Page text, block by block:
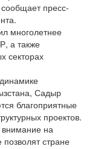
пресс-
многолетнее
а также
секторах
Садыр
благоприятные
проектов.
внимание на
позволят стране